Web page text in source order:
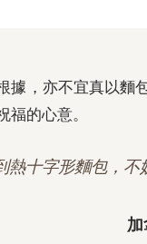
據，亦不宜真以麵
的心意。
熱十字形麵包，